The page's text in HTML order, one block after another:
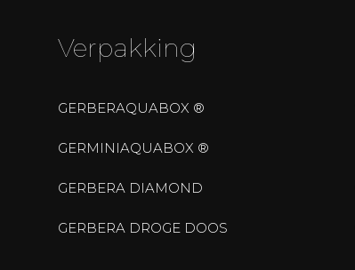
Verpakking
GERBERAQUABOX ®
GERMINIAQUABOX ®
GERBERA DIAMOND
GERBERA DROGE DOOS